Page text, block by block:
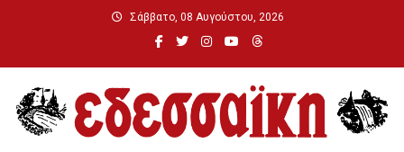
Σάββατο, 08 Αυγούστου, 2026